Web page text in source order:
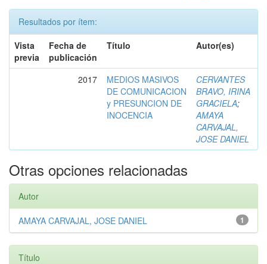
Resultados por ítem:
Vista
previa
Fecha de
publicación
Título Autor(es)
2017
MEDIOS MASIVOS
DE COMUNICACION
y PRESUNCION DE
INOCENCIA
CERVANTES
BRAVO, IRINA
GRACIELA;
AMAYA
CARVAJAL,
JOSE DANIEL
Otras opciones relacionadas
Autor
1
AMAYA CARVAJAL, JOSE DANIEL
Título